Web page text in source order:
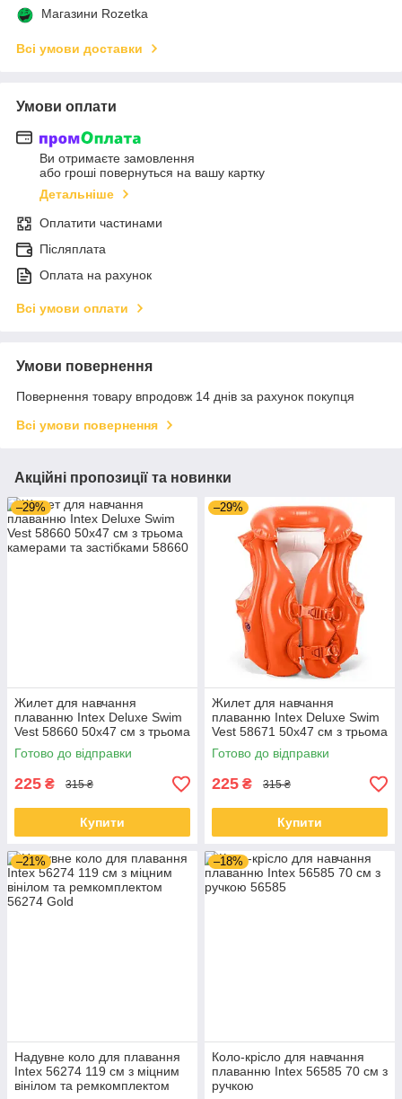
Магазини Rozetka
Всі умови доставки
Умови оплати
Ви отримаєте замовлення
або гроші повернуться на вашу картку
Детальніше
Оплатити частинами
Післяплата
Оплата на рахунок
Всі умови оплати
Умови повернення
Повернення товару впродовж 14 днів за рахунок покупця
Всі умови повернення
Акційні пропозиції та новинки
–29%
Жилет для навчання
плаванню Intex Deluxe Swim
Vest 58660 50x47 см з трьома
камерами та застібками
Готово до відправки
225 ₴ 315 ₴
Купити
–29%
Жилет для навчання
плаванню Intex Deluxe Swim
Vest 58671 50x47 см з трьома
камерами та застібками
Готово до відправки
225 ₴ 315 ₴
Купити
–21%
Надувне коло для плавання
Intex 56274 119 см з міцним
вінілом та ремкомплектом
–18%
Коло-крісло для навчання
плаванню Intex 56585 70 см з
ручкою